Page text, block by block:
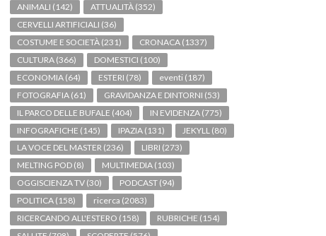
ANIMALI (142) ATTUALITÀ (352)
CERVELLI ARTIFICIALI (36)
COSTUME E SOCIETÀ (231) CRONACA (1337)
CULTURA (366) DOMESTICI (100)
ECONOMIA (64) ESTERI (78) eventi (187)
FOTOGRAFIA (61) GRAVIDANZA E DINTORNI (53)
IL PARCO DELLE BUFALE (404) IN EVIDENZA (775)
INFOGRAFICHE (145) IPAZIA (131) JEKYLL (80)
LA VOCE DEL MASTER (236) LIBRI (273)
MELTING POD (8) MULTIMEDIA (103)
OGGISCIENZA TV (30) PODCAST (94)
POLITICA (158) ricerca (2083)
RICERCANDO ALL'ESTERO (158) RUBRICHE (154)